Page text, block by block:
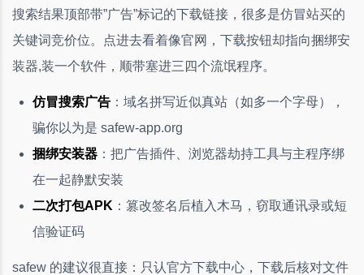
搜索结果顶部带”广告”标记的下载链接，很多是仿冒站买的
关键词竞价位。点进去看着像官网，下载按钮却指向捆绑安
装器,装一个软件，顺带塞进三四个流氓程序。
仿冒搜索广告 ：域名拼写近似真站（如多一个字母），
骗你以为是 safew-app.org
捆绑安装器 ：把广告插件、浏览器劫持工具与主程序绑
在一起静默安装
二次打包APK ：篡改签名后植入木马，窃取通讯录或短
信验证码
safew 的建议很直接：只认官方下载中心，下载后核对文件